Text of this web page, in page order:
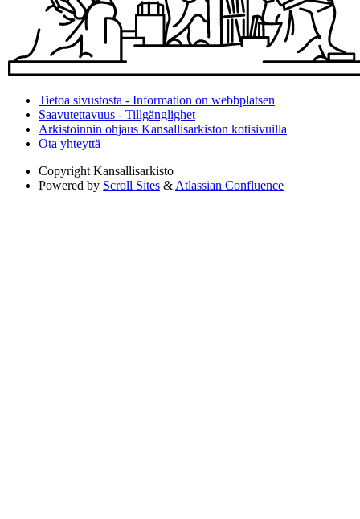
Tietoa sivustosta - Information on webbplatsen
Saavutettavuus - Tillgänglighet
Arkistoinnin ohjaus Kansallisarkiston kotisivuilla
Ota yhteyttä
Copyright Kansallisarkisto
Powered by Scroll Sites & Atlassian Confluence